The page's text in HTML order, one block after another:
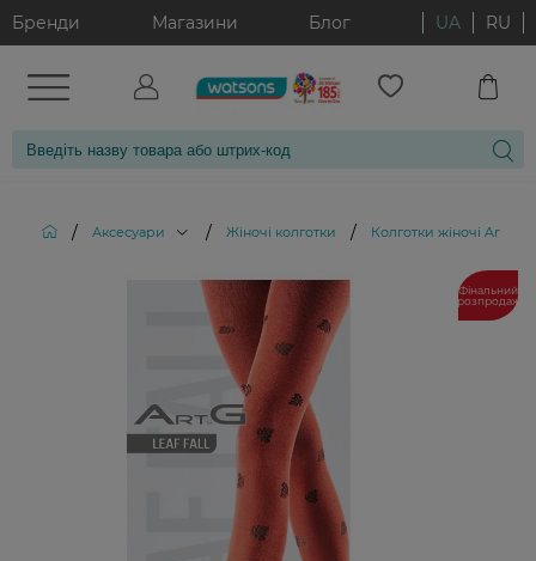
Бренди Магазини Блог UA RU
/ Аксесуари / Жіночі колготки / Колготки жіночі Art G
Фінальний
розпродаж